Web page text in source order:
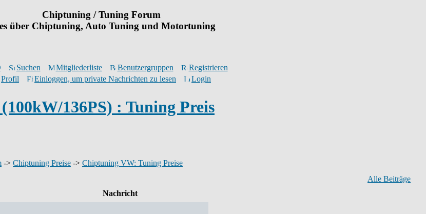
Chiptuning / Tuning Forum
über Chiptuning, Auto Tuning und Motortuning
Suchen Mitgliederliste Benutzergruppen
Registrieren
Profil
Einloggen, um private Nachrichten zu lesen Login
136PS) : Tuning Preis
-> Chiptuning Preise -> Chiptuning VW: Tuning Preise
Alle Beiträge
Nachricht